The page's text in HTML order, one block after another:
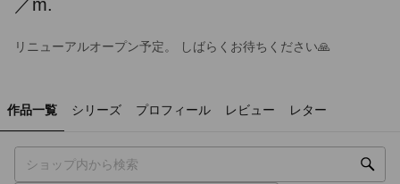
／m.
リニューアルオープン予定。 しばらくお待ちください🙏
作品一覧 シリーズ プロフィール レビュー レター